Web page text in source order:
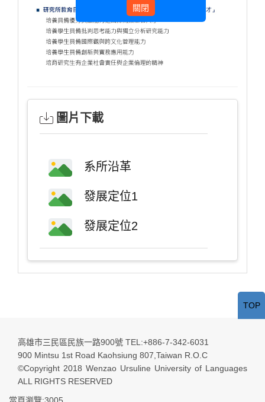
圖片下載
系所沿革
發展定位1
發展定位2
高雄市三民區民族一路900號 TEL:+886-7-342-6031
900 Mintsu 1st Road Kaohsiung 807,Taiwan R.O.C
©Copyright 2018 Wenzao Ursuline University of Languages
ALL RIGHTS RESERVED
當頁瀏覽:3005
TOP
關閉